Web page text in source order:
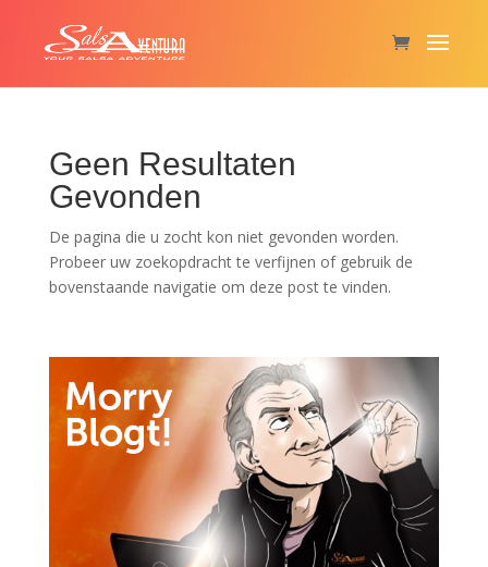
Geen Resultaten
Gevonden
De pagina die u zocht kon niet gevonden worden.
Probeer uw zoekopdracht te verfijnen of gebruik de
bovenstaande navigatie om deze post te vinden.